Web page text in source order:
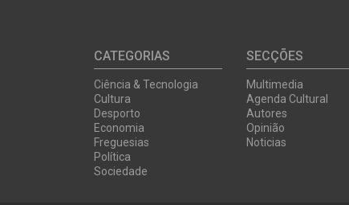
CATEGORIAS
Ciência & Tecnologia
Cultura
Desporto
Economia
Freguesias
Política
Sociedade
SECÇÕES
Multimedia
Agenda Cultural
Autores
Opinião
Noticias